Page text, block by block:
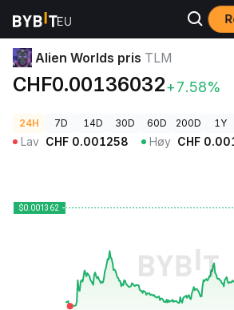
Kryptopriser
Alien Worlds pris TLM
CHF0.00136032+7.58%
24H 7D 14D 30D 60D 200D 1Y
Lav CHF 0.001258 Høy CHF